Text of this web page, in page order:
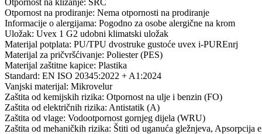
ZAŠTITA DIŠNIH PUTEVA
Respiratori
Maske
Polumaske i filteri
Jednokrane maske
ZAŠTITA SLUHA
Antifoni i čepići protiv buke
Dispenzeri za čepiće
Otpornost na prodiranje: Nema otpornosti na prodiranje
Informacije o alergijama: Pogodno za osobe alergične na krom
Uložak: Uvex 1 G2 udobni klimatski uložak
Materijal potplata: PU/TPU dvostruke gustoće uvex i-PUREnrj
Materijal za pričvršćivanje: Poliester (PES)
Materijal zaštitne kapice: Plastika
Standard: EN ISO 20345:2022 + A1:2024
Vanjski materijal: Mikrovelur
Zaštita od kemijskih rizika: Otpornost na ulje i benzin (FO)
Zaštita od električnih rizika: Antistatik (A)
Zaštita od vlage: Vodootpornost gornjeg dijela (WRU)
Zaštita od mehaničkih rizika: Štiti od uganuća gležnjeva, Apsorpcija